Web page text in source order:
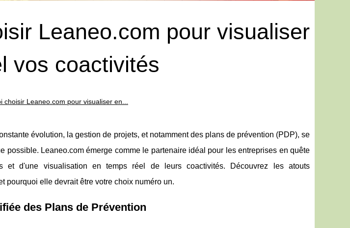
Leaneo.com pour visualiser
vos coactivités
choisir Leaneo.com pour visualiser en...
évolution, la gestion de projets, et notamment des plans de prévention (PDP), se
possible. Leaneo.com émerge comme le partenaire idéal pour les entreprises en quête
et d'une visualisation en temps réel de leurs coactivités. Découvrez les atouts
pourquoi elle devrait être votre choix numéro un.
des Plans de Prévention